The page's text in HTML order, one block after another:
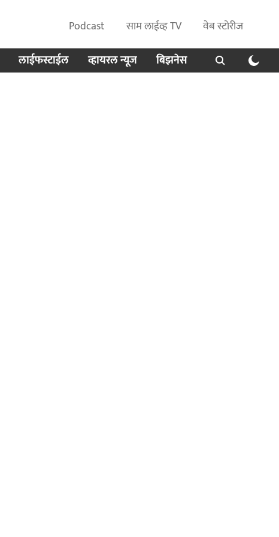
Podcast साम लाईव्ह TV
वेब स्टोरीज
लाईफस्टाईल व्हायरल न्यूज बिझनेस